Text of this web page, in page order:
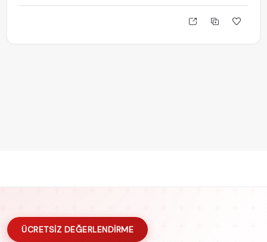
ÜCRETSİZ DEĞERLENDİRME